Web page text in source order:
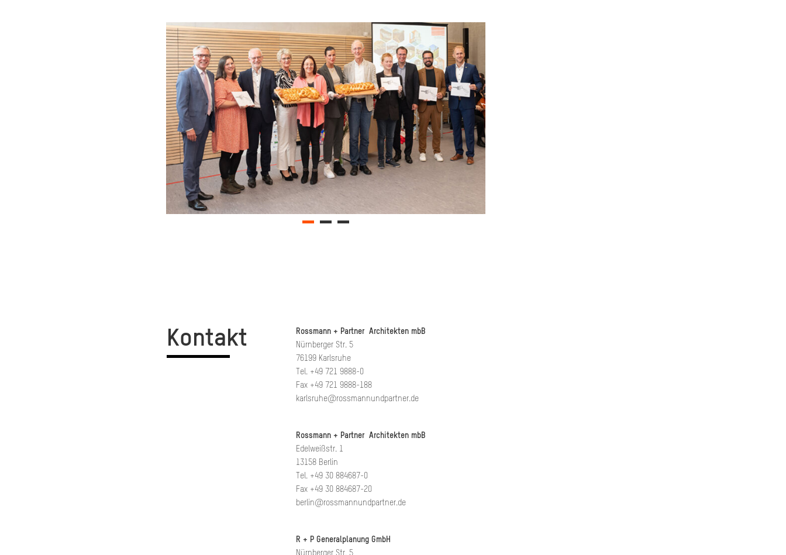
Kontakt Rossmann + Partner Architekten mbB
Nürnberger Str. 5
76199 Karlsruhe
Tel. +49 721 9888-0
Fax +49 721 9888-188
karlsruhe@rossmannundpartner.de
Rossmann + Partner Architekten mbB
Edelweißstr. 1
13158 Berlin
Tel. +49 30 884687-0
Fax +49 30 884687-20
berlin@rossmannundpartner.de
R + P Generalplanung GmbH